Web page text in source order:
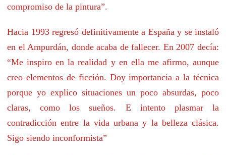
compromiso de la pintura”.
Hacia 1993 regresó definitivamente a España y se instaló
en el Ampurdán, donde acaba de fallecer. En 2007 decía:
“Me inspiro en la realidad y en ella me afirmo, aunque
creo elementos de ficción. Doy importancia a la técnica
porque yo explico situaciones un poco absurdas, poco
claras, como los sueños. E intento plasmar la
contradicción entre la vida urbana y la belleza clásica.
Sigo siendo inconformista”